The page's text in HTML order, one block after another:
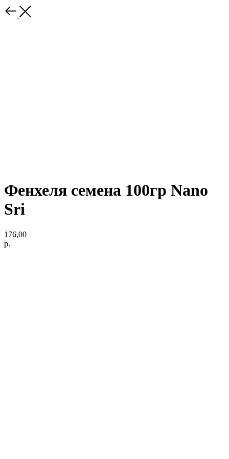
Фенхеля семена 100гр Nano
Sri
176,00
р.